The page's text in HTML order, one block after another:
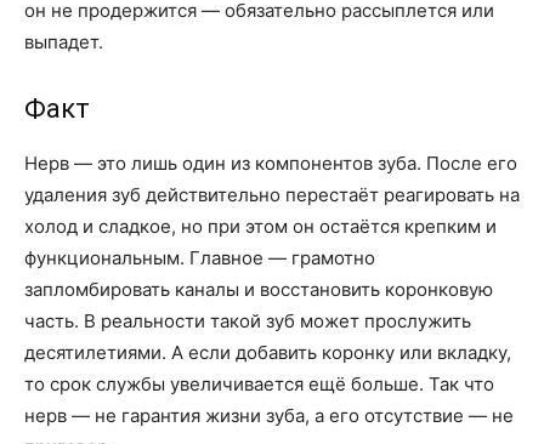
он не продержится — обязательно рассыплется или
выпадет.
Факт
Нерв — это лишь один из компонентов зуба. После его
удаления зуб действительно перестаёт реагировать на
холод и сладкое, но при этом он остаётся крепким и
функциональным. Главное — грамотно
запломбировать каналы и восстановить коронковую
часть. В реальности такой зуб может прослужить
десятилетиями. А если добавить коронку или вкладку,
то срок службы увеличивается ещё больше. Так что
нерв — не гарантия жизни зуба, а его отсутствие — не